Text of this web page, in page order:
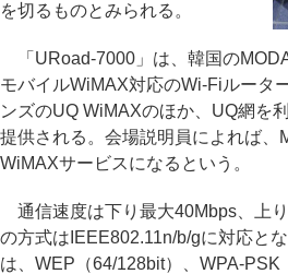
を切るものとみられる。
「URoad-7000」は、韓国の
モバイルWiMAX対応のWi-Fiルータ
ンズのUQ WiMAXのほか、UQ網を
提供される。会場説明員によれば、
WiMAXサービスになるという。
通信速度は下り最大40Mbps、上
の方式はIEEE802.11n/b/gに対応と
は、WEP（64/128bit）、WPA-PSK